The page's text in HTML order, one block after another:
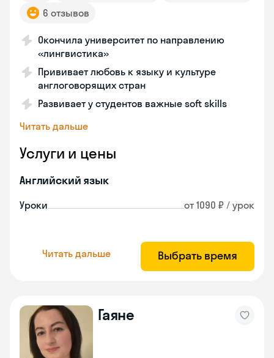
6 отзывов
Окончила университет по направлению
«лингвистика»
Прививает любовь к языку и культуре
англоговорящих стран
Развивает у студентов важные soft skills
Читать дальше
Услуги и цены
Английский язык
Уроки от 1090 ₽ / урок
Читать дальше Выбрать время
Гаяне